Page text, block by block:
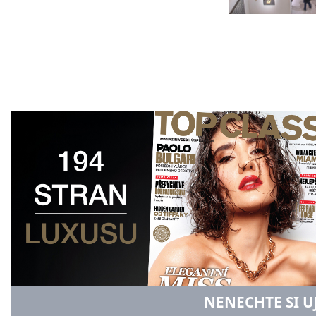
NENECHTE SI